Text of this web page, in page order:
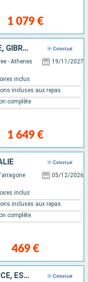
1 079 €
GRÈCE, TURQUIE, ITALIE, ESPAGNE, GIBRALTAR, MAROC, MAJORQUE, FRANCE
- Athenes 19/11/2027
1 649 €
inclus
incluses aux repas
complète
05/12/2026
469 €
inclus
incluses aux repas
complète
ITALIE, MAROC, MAJORQUE, FRANCE, ESPAGNE